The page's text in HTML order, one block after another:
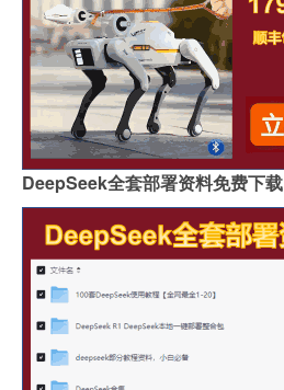
DeepSeek全套部署资料免费下载